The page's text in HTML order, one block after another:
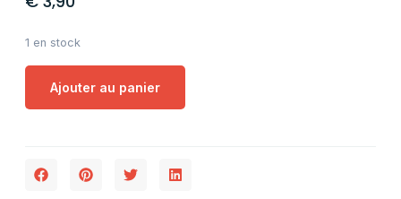
1 en stock
Ajouter au panier